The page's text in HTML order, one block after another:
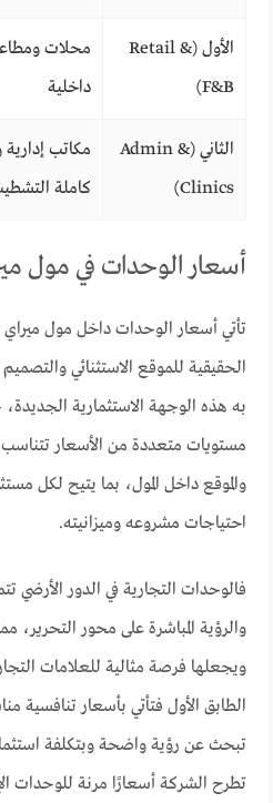
الأول (Retail &
F&B)
محلات
داخلية
الثاني (Admin &
Clinics)
مكاتب
كاملة
أسعار الوحدات في مول ميراي 6
الحقيقية للموقع الاستثنائي والتصميم
مستويات متعددة من الأسعار
والموقع داخل المول، بما يتيح لكل
احتياجات مشروعه وميزانيته.
فالوحدات التجارية في الدور الأرضي
والرؤية المباشرة على محور التحرير،
ويجعلها فرصة مثالية للعلامات
الطابق الأول فتأتي بأسعار تنافسية
تبحث عن رؤية واضحة وبتكلفة
تطرح الشركة أسعارًا مرنة للوحدات